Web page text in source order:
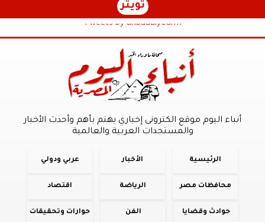
تويتر
Tweets by anbaaalyoum1
أنباء اليوم موقع الكترونى إخباري يهتم بأهم وأحدث الأخبار
والمستجدات العربية والعالمية
الرئيسية الأخبار عربي ودولي
محافظات مصر الرياضة اقتصاد
حوادث وقضايا الفن حوارات وتحقيقات